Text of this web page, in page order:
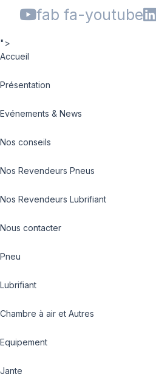
fab fa-youtube
">
Accueil
Présentation
Evénements & News
Nos conseils
Nos Revendeurs Pneus
Nos Revendeurs Lubrifiant
Nous contacter
Pneu
Lubrifiant
Chambre à air et Autres
Equipement
Jante